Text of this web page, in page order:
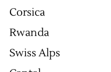
Corsica
Rwanda
Swiss Alps